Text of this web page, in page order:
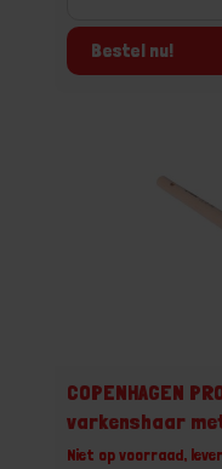
Bestel nu!
COPENHAGEN
varkenshaar
Niet op voorraad,